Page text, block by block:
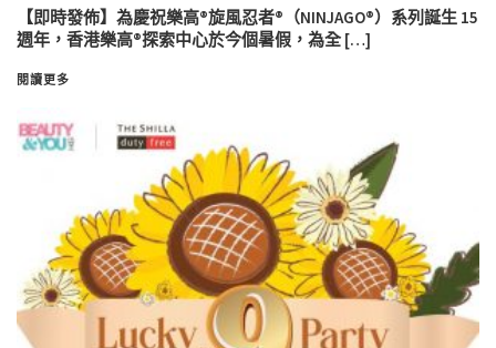
【即時發佈】為慶祝樂高®旋風忍者®（NINJAGO®）系列誕生 15
週年，香港樂高®探索中心於今個暑假，為全 […]
閱讀更多